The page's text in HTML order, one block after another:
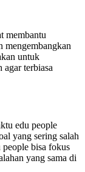
membantu
mengembangkan
untuk
agar terbiasa
edu people
yang sering salah
people bisa fokus
yang sama di